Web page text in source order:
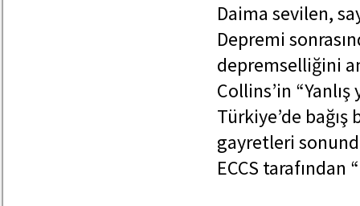
Daima sevilen,
Depremi
depremselliğini
Collins’in
Türkiye’de
gayretleri
ECCS tarafından